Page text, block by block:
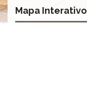
Mapa Interativo